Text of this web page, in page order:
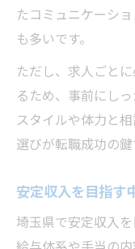
たコミュニケーシ
も多いです。
ただし、求人ごと
るため、事前にし
スタイルや体力と
選びが転職成功の鍵
安定収入を目指す
埼玉県で安定収入